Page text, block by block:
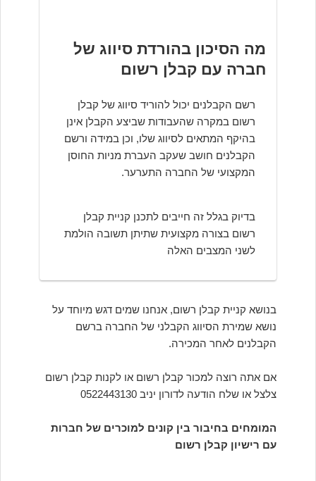
מה הסיכון בהורדת סיווג של
חברה עם קבלן רשום
רשם הקבלנים יכול להוריד סיווג של קבלן
רשום במקרה שהעבודות שביצע הקבלן אינן
בהיקף המתאים לסיווג שלו, וכן במידה ורשם
הקבלנים חושב שעקב העברת מניות החוסן
המקצועי של החברה התערער.
בדיוק בגלל זה חייבים לתכנן קניית קבלן
רשום בצורה מקצועית שתיתן תשובה הולמת
לשני המצבים האלה
בנושא קניית קבלן רשום, אנחנו שמים דגש מיוחד על
נושא שמירת הסיווג הקבלני של החברה ברשם
הקבלנים לאחר המכירה.
אם אתה רוצה למכור קבלן רשום או לקנות קבלן רשום
צלצל או שלח הודעה לדורון יניב 0522443130
המומחים בחיבור בין קונים למוכרים של חברות
עם רישיון קבלן רשום